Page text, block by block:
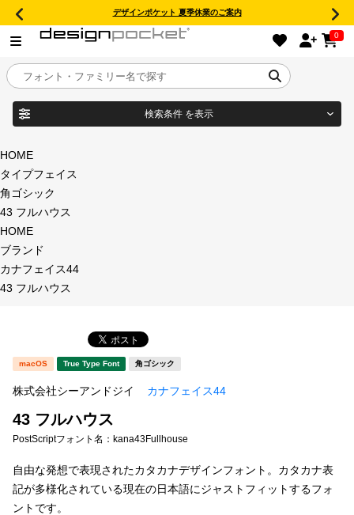
デザインポケット 夏季休業のご案内
0
目的別フォントガイド
特集
年間ライセンス商品
新着一覧
マイページ
検索条件 を表示
商品名
タイプフェイス
明朝体
宋朝体
教科書体 行書体
草書体 勘亭流
HOME
タイプフェイス
角ゴシック
43 フルハウス
HOME
ブランド
カナフェイス44
43 フルハウス
macOS True Type Font 角ゴシック
株式会社シーアンドジイ カナフェイス44
43 フルハウス
PostScriptフォント名： kana43Fullhouse
自由な発想で表現されたカタカナデザインフォント。カタカナ表
記が多様化されている現在の日本語にジャストフィットするフォ
ントです。